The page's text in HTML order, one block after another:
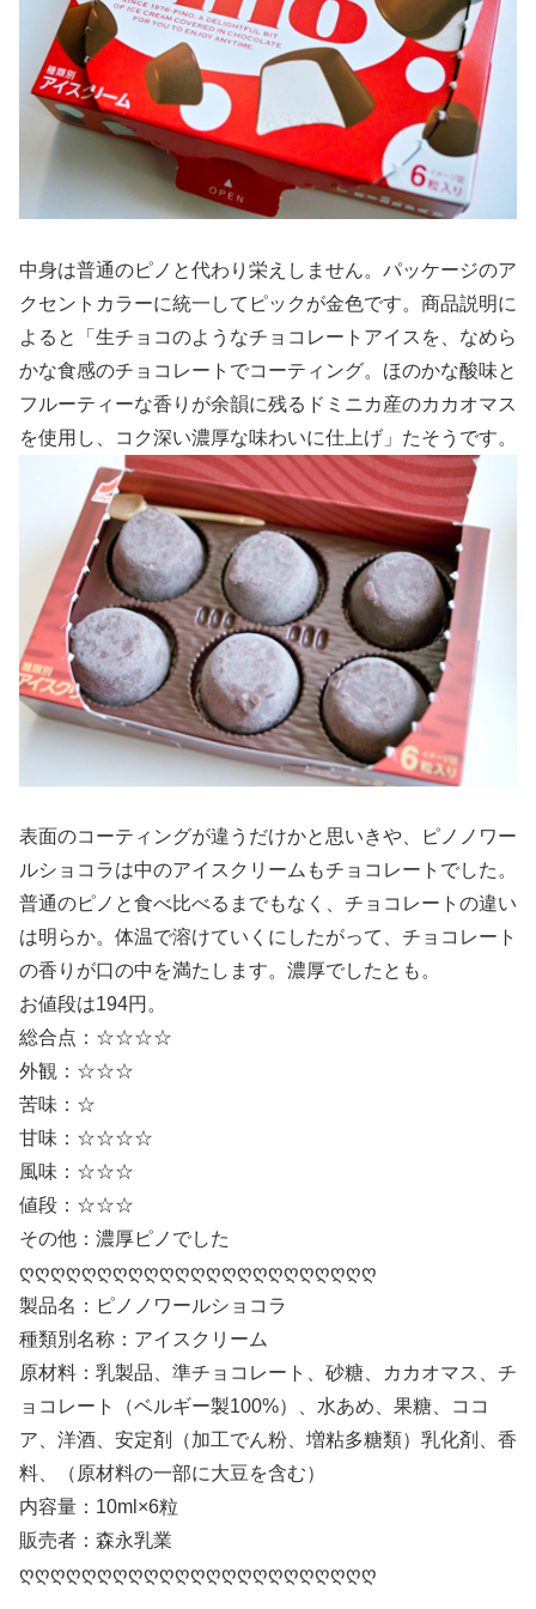
中身は普通のピノと代わり栄えしません。パッケージのア
クセントカラーに統一してピックが金色です。商品説明に
よると「生チョコのようなチョコレートアイスを、なめら
かな食感のチョコレートでコーティング。ほのかな酸味と
フルーティーな香りが余韻に残るドミニカ産のカカオマス
を使用し、コク深い濃厚な味わいに仕上げ」たそうです。
表面のコーティングが違うだけかと思いきや、ピノノワー
ルショコラは中のアイスクリームもチョコレートでした。
普通のピノと食べ比べるまでもなく、チョコレートの違い
は明らか。体温で溶けていくにしたがって、チョコレート
の香りが口の中を満たします。濃厚でしたとも。
お値段は194円。
総合点：☆☆☆☆
外観：☆☆☆
苦味：☆
甘味：☆☆☆☆
風味：☆☆☆
値段：☆☆☆
その他：濃厚ピノでした
ღღღღღღღღღღღღღღღღღღღღღღღ
製品名：ピノノワールショコラ
種類別名称：アイスクリーム
原材料：乳製品、準チョコレート、砂糖、カカオマス、チ
ョコレート（ベルギー製100%）、水あめ、果糖、ココ
ア、洋酒、安定剤（加工でん粉、増粘多糖類）乳化剤、香
料、（原材料の一部に大豆を含む）
内容量：10ml×6粒
販売者：森永乳業
ღღღღღღღღღღღღღღღღღღღღღღღ